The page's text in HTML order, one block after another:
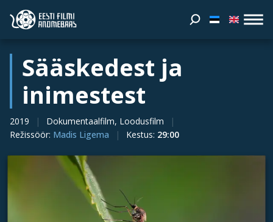
Sääskedest ja
inimestest
2019
Dokumentaalfilm, Loodusfilm
Režissöör: Madis Ligema Kestus: 29:00